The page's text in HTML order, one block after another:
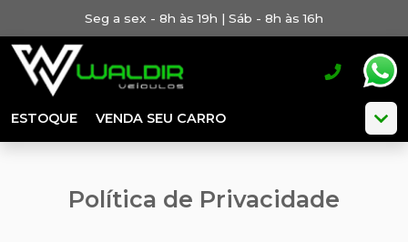
Seg a sex - 8h às 19h | Sáb - 8h às 16h
ESTOQUE VENDA SEU CARRO
Política de Privacidade